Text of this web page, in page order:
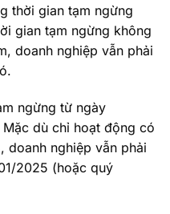
thời gian tạm ngừng
gian tạm ngừng không
doanh nghiệp vẫn phải
ngừng từ ngày
dù chỉ hoạt động có
doanh nghiệp vẫn phải
2025 (hoặc quý